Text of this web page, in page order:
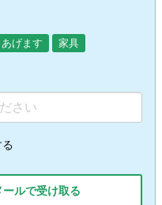
げます
家具
ルで受け取る